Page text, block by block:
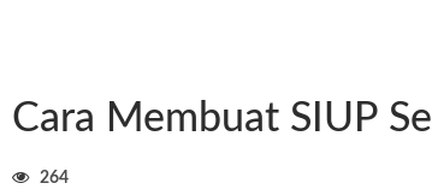
Cara Membuat SIUP
264